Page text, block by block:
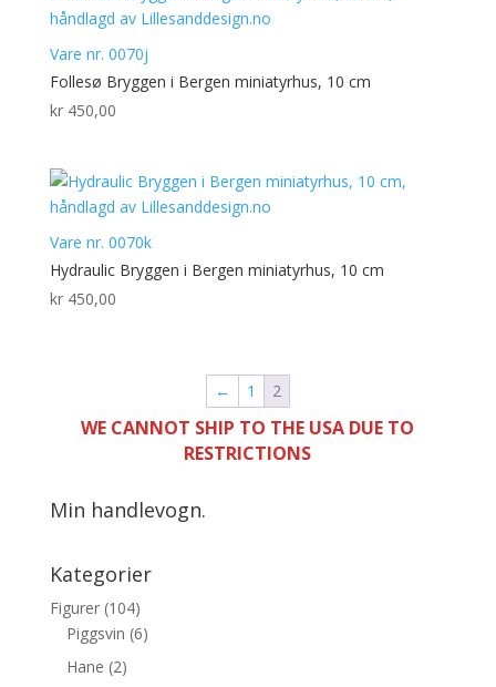
Vare nr. 0070j
Follesø Bryggen i Bergen miniatyrhus, 10 cm
kr450,00
Vare nr. 0070k
Hydraulic Bryggen i Bergen miniatyrhus, 10 cm
kr450,00
← 1 2
WE CANNOT SHIP TO THE USA DUE TO
RESTRICTIONS
Min handlevogn.
Kategorier
Figurer (104)
Piggsvin (6)
Hane (2)